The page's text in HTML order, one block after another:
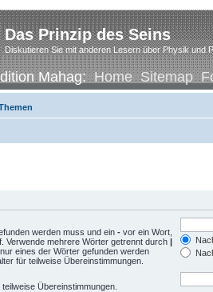
Das Prinzip des Seins
Diskutieren Sie mit anderen Lesern über Physik und
Mahag:Home Sitemap
werden muss und ein - vor ein Wort,
Verwende mehrere Wörter getrennt durch |
eines der Wörter gefunden werden
für teilweise Übereinstimmungen.
Übereinstimmungen.